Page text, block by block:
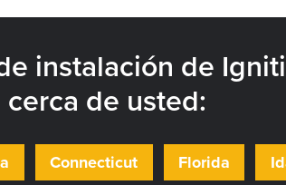
instalación de
cerca de usted:
Connecticut Florida